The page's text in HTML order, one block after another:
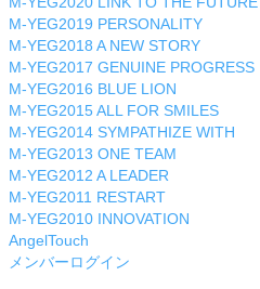
M-YEG2019 PERSONALITY
M-YEG2018 A NEW STORY
M-YEG2017 GENUINE PROGRESS
M-YEG2016 BLUE LION
M-YEG2015 ALL FOR SMILES
M-YEG2014 SYMPATHIZE WITH
M-YEG2013 ONE TEAM
M-YEG2012 A LEADER
M-YEG2011 RESTART
M-YEG2010 INNOVATION
AngelTouch
メンバーログイン